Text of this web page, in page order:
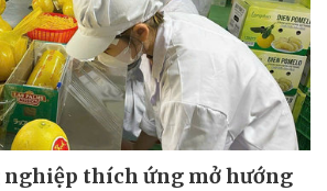
nghiệp thích ứng mở hướng